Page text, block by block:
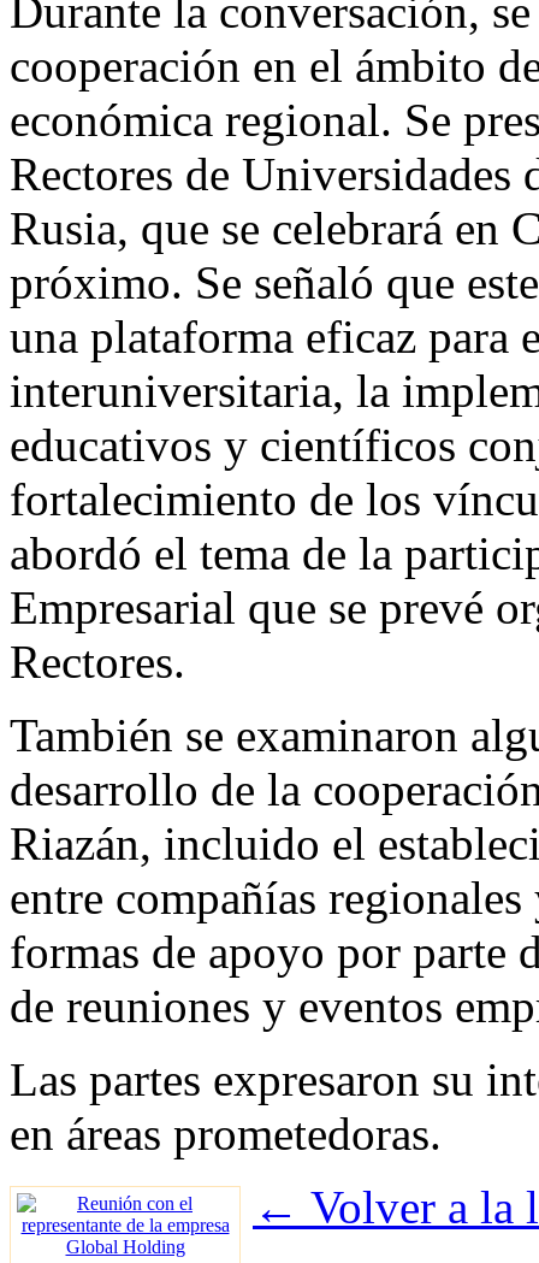
Durante la conversación,
cooperación en el ámbito
económica regional. Se
Rectores de Universidades
Rusia, que se celebrará en
próximo. Se señaló que
una plataforma eficaz para
interuniversitaria, la
educativos y científicos
fortalecimiento de los
abordó el tema de la
Empresarial que se prevé
Rectores.
También se examinaron
desarrollo de la
Riazán, incluido el
entre compañías
formas de apoyo por parte
de reuniones y eventos
Las partes expresaron su
en áreas prometedoras.
← Volver a la